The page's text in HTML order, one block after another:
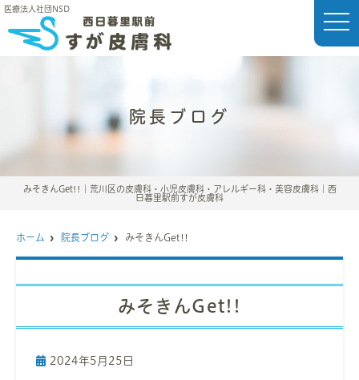
医療法人社団NSD
t
o
i
o
院長ブログ
みそきんGet!!｜荒川区の皮膚科・小児皮膚科・アレルギー科・美容皮膚科｜西
日暮里駅前すが皮膚科
ホーム 院長ブログ みそきんGet!!
みそきんGet!!
2024年5月25日